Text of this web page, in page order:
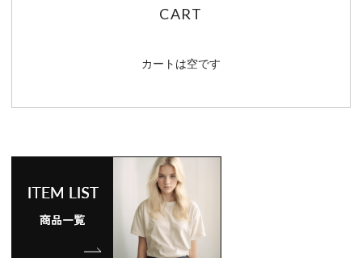
CART
カートは空です